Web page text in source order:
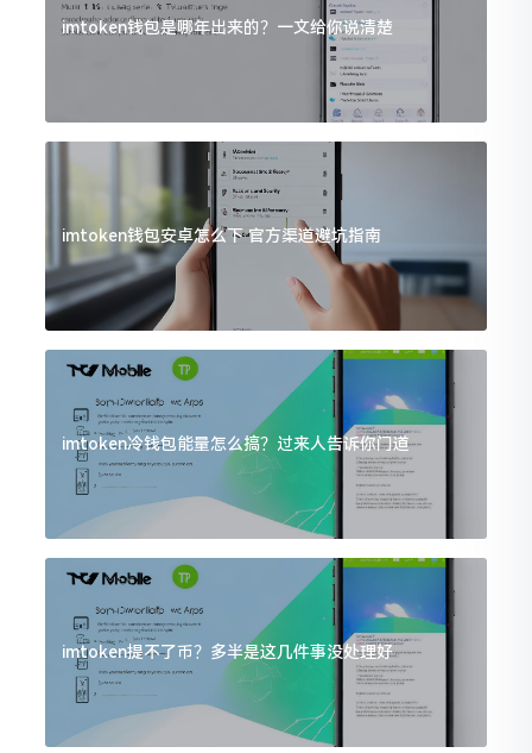
imtoken钱包是哪年出来的？一文给你说清楚
imtoken钱包安卓怎么下 官方渠道避坑指南
imtoken冷钱包能量怎么搞？过来人告诉你门道
imtoken提不了币？多半是这几件事没处理好